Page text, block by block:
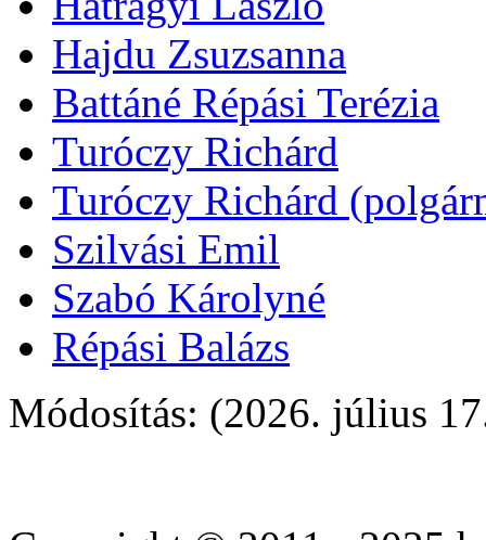
Hajdu Zsuzsanna
Battáné Répási Terézia
Turóczy Richárd
Turóczy Richárd
Szilvási Emil
Szabó Károlyné
Répási Balázs
Módosítás: (2026. július
cialis